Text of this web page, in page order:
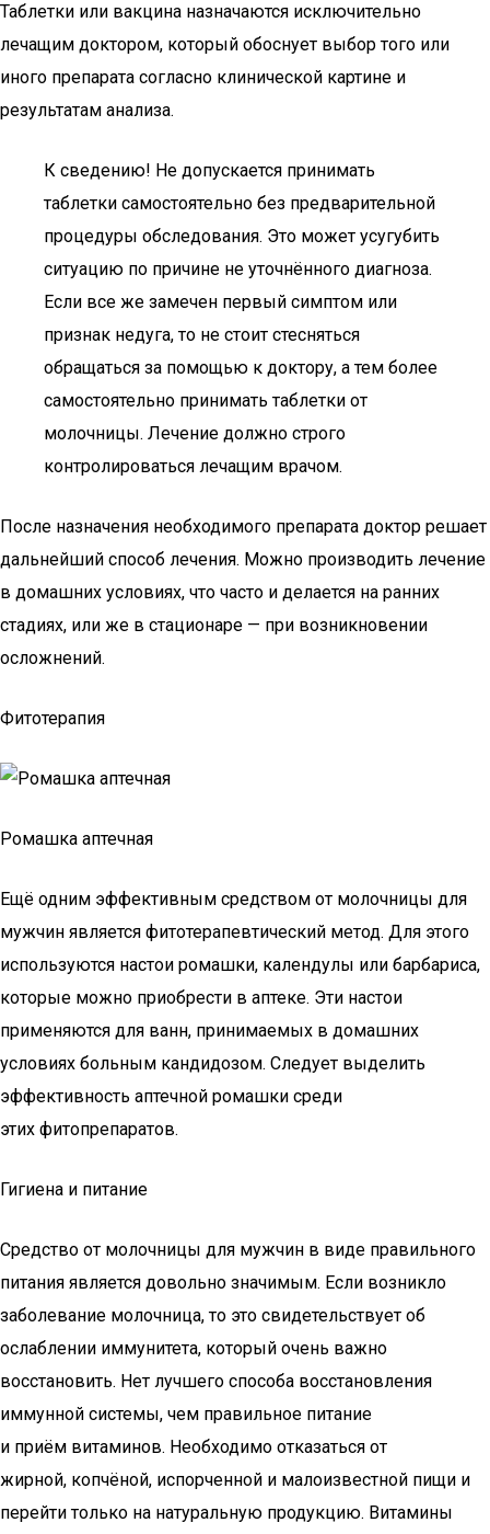
Таблетки или вакцина назначаются исключительно
лечащим доктором, который обоснует выбор того или
иного препарата согласно клинической картине и
результатам анализа.
К сведению! Не допускается принимать
таблетки самостоятельно без предварительной
процедуры обследования. Это может усугубить
ситуацию по причине не уточнённого диагноза.
Если все же замечен первый симптом или
признак недуга, то не стоит стесняться
обращаться за помощью к доктору, а тем более
самостоятельно принимать таблетки от
молочницы. Лечение должно строго
контролироваться лечащим врачом.
После назначения необходимого препарата доктор решает
дальнейший способ лечения. Можно производить лечение
в домашних условиях, что часто и делается на ранних
стадиях, или же в стационаре — при возникновении
осложнений.
Фитотерапия
Ромашка аптечная
Ещё одним эффективным средством от молочницы для
мужчин является фитотерапевтический метод. Для этого
используются настои ромашки, календулы или барбариса,
которые можно приобрести в аптеке. Эти настои
применяются для ванн, принимаемых в домашних
условиях больным кандидозом. Следует выделить
эффективность аптечной ромашки среди
этих фитопрепаратов.
Гигиена и питание
Средство от молочницы для мужчин в виде правильного
питания является довольно значимым. Если возникло
заболевание молочница, то это свидетельствует об
ослаблении иммунитета, который очень важно
восстановить. Нет лучшего способа восстановления
иммунной системы, чем правильное питание
и приём витаминов. Необходимо отказаться от
жирной, копчёной, испорченной и малоизвестной пищи и
перейти только на натуральную продукцию. Витамины